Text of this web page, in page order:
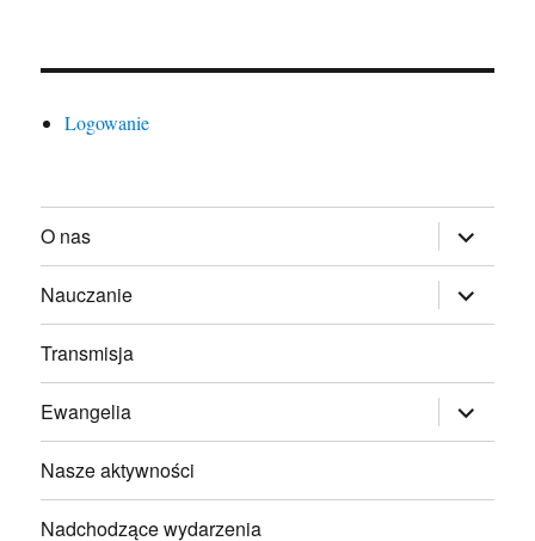
Logowanie
O nas rozwiń
menu
potomne
Nauczanie
rozwiń
menu
potomne
Transmisja
Ewangelia rozwiń
menu
potomne
Nasze aktywności
Nadchodzące wydarzenia